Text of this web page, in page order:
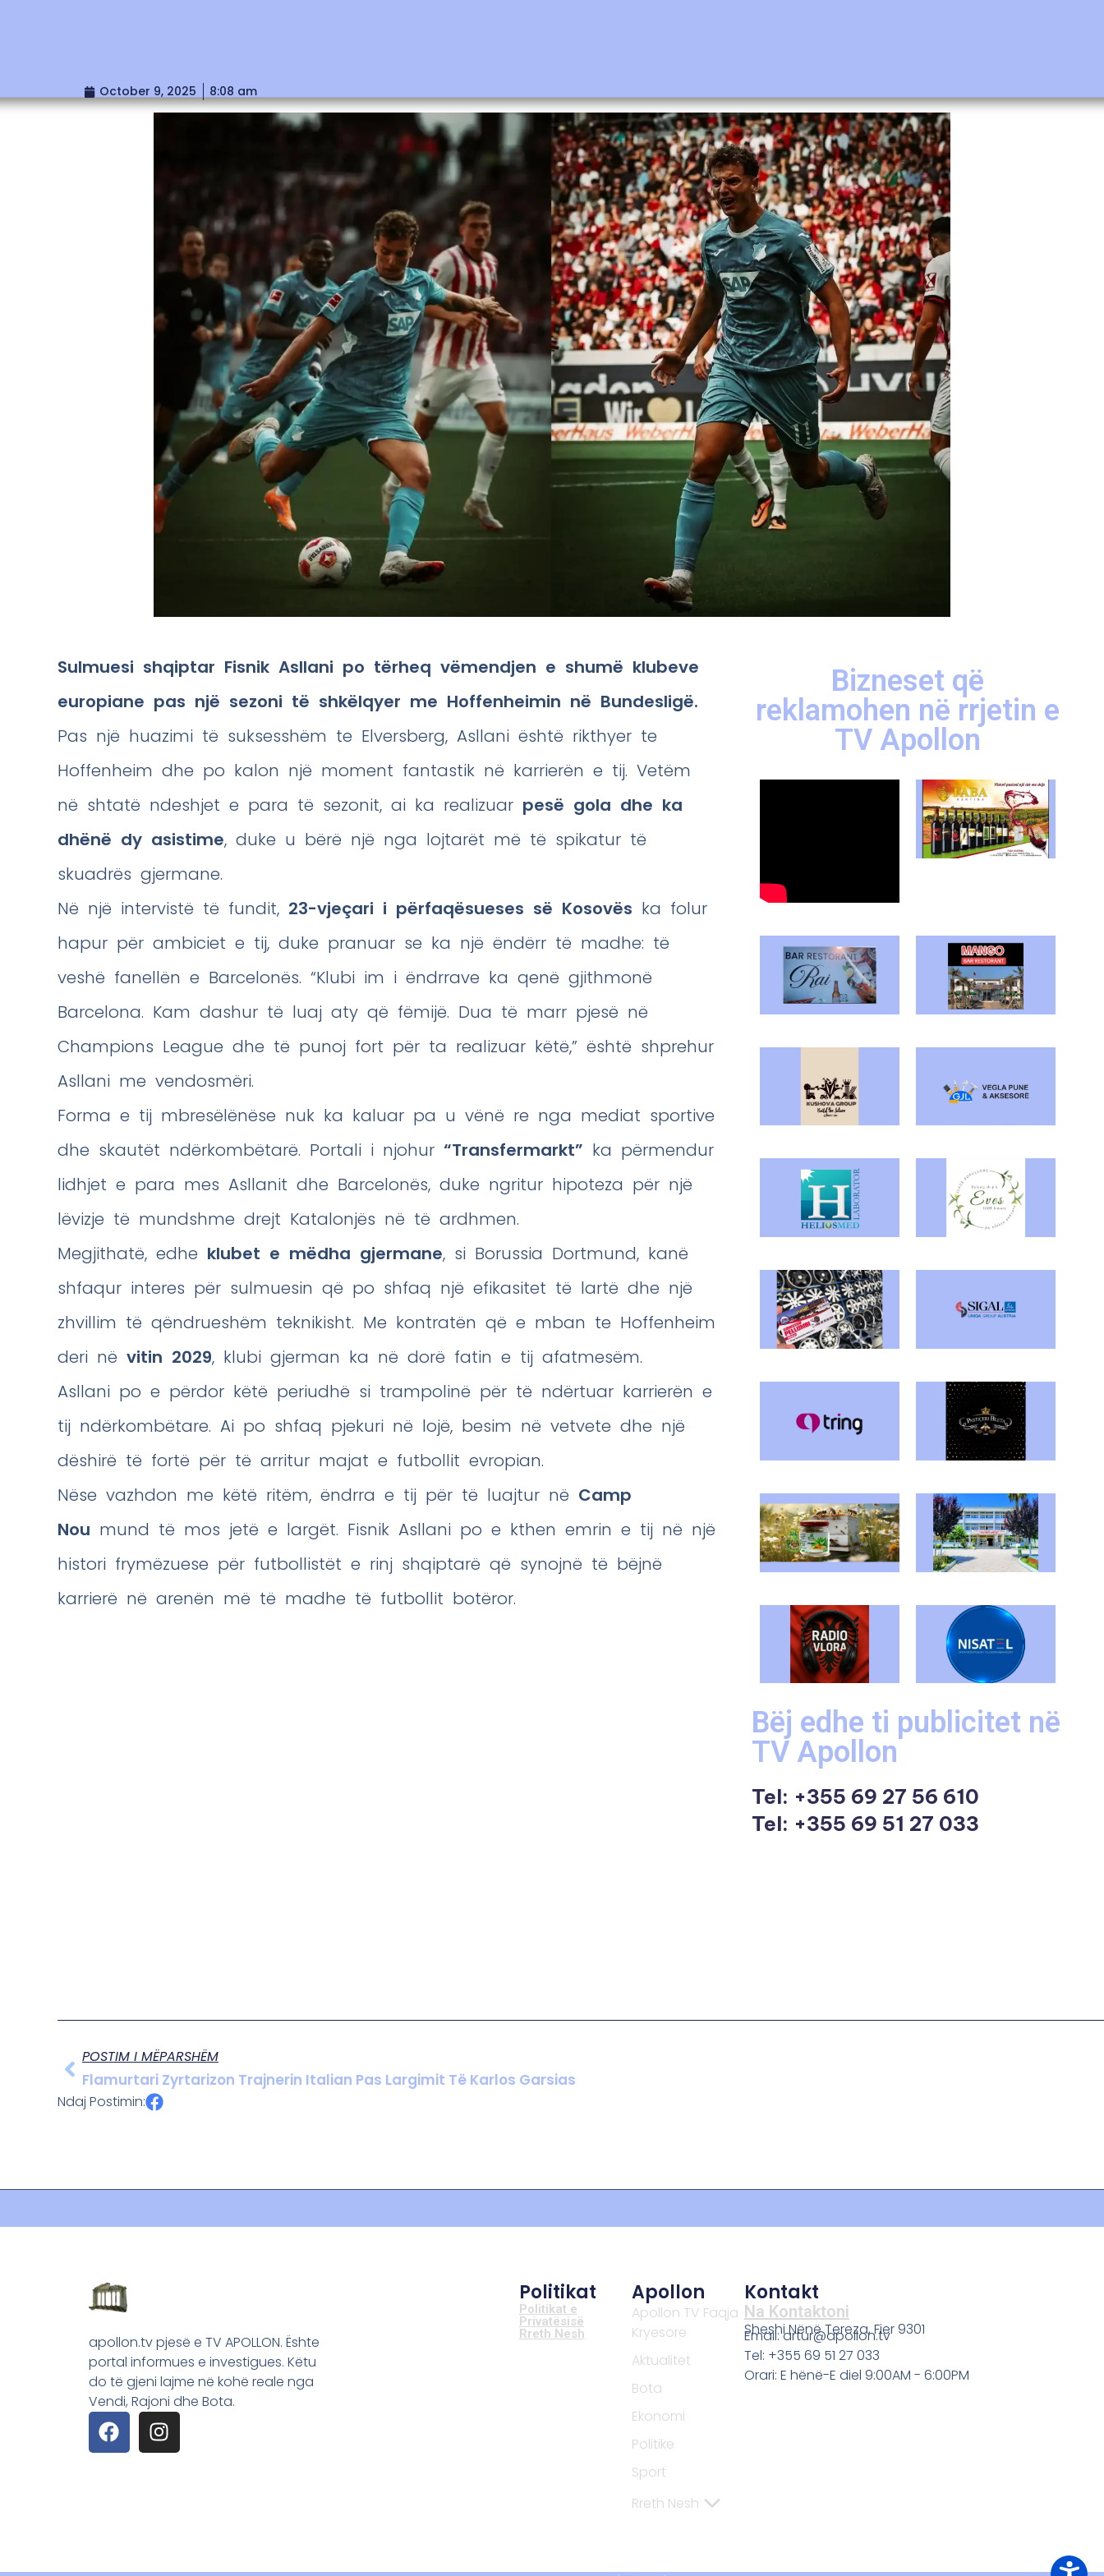
October 9, 2025 8:08 am
Sulmuesi shqiptar Fisnik Asllani po tërheq vëmendjen e shumë klubeve
europiane pas një sezoni të shkëlqyer me Hoffenheimin në Bundesligë.
Pas një huazimi të suksesshëm te Elversberg, Asllani është rikthyer te
Hoffenheim dhe po kalon një moment fantastik në karrierën e tij. Vetëm
në shtatë ndeshjet e para të sezonit, ai ka realizuar pesë gola dhe ka
dhënë dy asistime, duke u bërë një nga lojtarët më të spikatur të
skuadrës gjermane.
Në një intervistë të fundit, 23-vjeçari i përfaqësueses së Kosovës ka folur
hapur për ambiciet e tij, duke pranuar se ka një ëndërr të madhe: të
veshë fanellën e Barcelonës. “Klubi im i ëndrrave ka qenë gjithmonë
Barcelona. Kam dashur të luaj aty që fëmijë. Dua të marr pjesë në
Champions League dhe të punoj fort për ta realizuar këtë,” është shprehur
Asllani me vendosmëri.
Forma e tij mbresëlënëse nuk ka kaluar pa u vënë re nga mediat sportive
dhe skautët ndërkombëtarë. Portali i njohur “Transfermarkt” ka përmendur
lidhjet e para mes Asllanit dhe Barcelonës, duke ngritur hipoteza për një
lëvizje të mundshme drejt Katalonjës në të ardhmen.
Megjithatë, edhe klubet e mëdha gjermane, si Borussia Dortmund, kanë
shfaqur interes për sulmuesin që po shfaq një efikasitet të lartë dhe një
zhvillim të qëndrueshëm teknikisht. Me kontratën që e mban te Hoffenheim
deri në vitin 2029, klubi gjerman ka në dorë fatin e tij afatmesëm.
Asllani po e përdor këtë periudhë si trampolinë për të ndërtuar karrierën e
tij ndërkombëtare. Ai po shfaq pjekuri në lojë, besim në vetvete dhe një
dëshirë të fortë për të arritur majat e futbollit evropian.
Nëse vazhdon me këtë ritëm, ëndrra e tij për të luajtur në Camp
Nou mund të mos jetë e largët. Fisnik Asllani po e kthen emrin e tij në një
histori frymëzuese për futbollistët e rinj shqiptarë që synojnë të bëjnë
karrierë në arenën më të madhe të futbollit botëror.
Bizneset që
reklamohen në rrjetin e
TV Apollon
Bëj edhe ti publicitet në
TV Apollon
Tel: +355 69 27 56 610
Tel: +355 69 51 27 033
POSTIM I MËPARSHËM
Flamurtari Zyrtarizon Trajnerin Italian Pas Largimit Të Karlos Garsias
Ndaj Postimin:
apollon.tv pjesë e TV APOLLON. Ështe
portal informues e investigues. Këtu
do të gjeni lajme në kohë reale nga
Vendi, Rajoni dhe Bota.
Politikat
Politikat e
Privatësisë
Rreth Nesh
Apollon
Apollon TV Faqja
Kryesore
Aktualitet
Bota
Ekonomi
Politike
Sport
Rreth Nesh
Kontakt
Na Kontaktoni
Sheshi Nënë Tereza, Fier 9301
Email: artur@apollon.tv
Tel: +355 69 51 27 033
Orari: E hënë-E diel 9:00AM - 6:00PM